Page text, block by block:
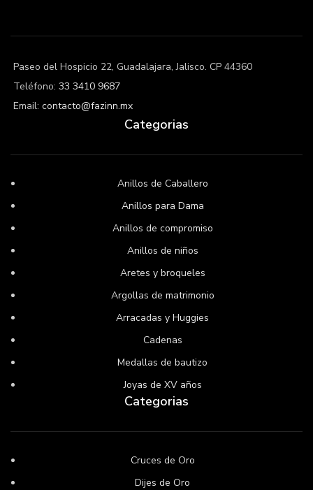
Paseo del Hospicio 22, Guadalajara, Jalisco. CP 44360
Teléfono: 33 3410 9687
Email: contacto@fazinn.mx
Categorias
Anillos de Caballero
Anillos para Dama
Anillos de compromiso
Anillos de niños
Aretes y broqueles
Argollas de matrimonio
Arracadas y Huggies
Cadenas
Medallas de bautizo
Joyas de XV años
Categorias
Cruces de Oro
Dijes de Oro